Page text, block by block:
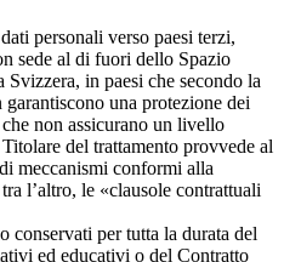
personali verso paesi terzi,
sede al di fuori dello Spazio
in paesi che secondo la
una protezione dei
non assicurano un livello
del trattamento provvede al
meccanismi conformi alla
l’altro, le «clausole contrattuali
conservati per tutta la durata del
ed educativi o del Contratto